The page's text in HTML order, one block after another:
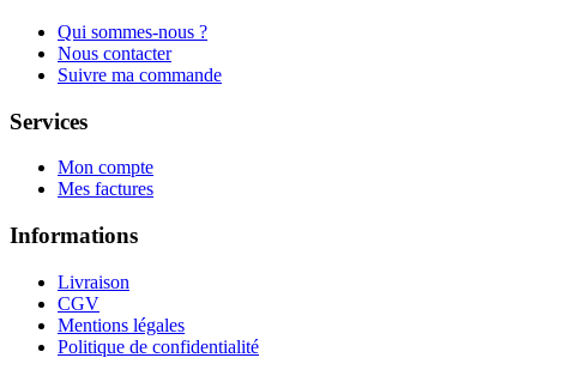
Qui sommes-nous ?
Nous contacter
Suivre ma commande
Services
Mon compte
Mes factures
Informations
Livraison
CGV
Mentions légales
Politique de confidentialité